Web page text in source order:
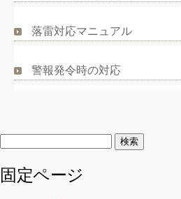
落雷対応マニュアル
警報発令時の対応
検
固定ページ